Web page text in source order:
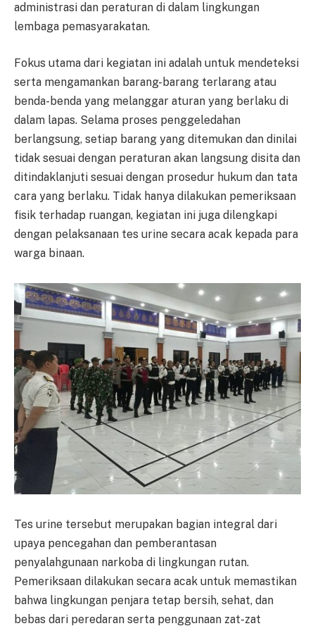
administrasi dan peraturan di dalam lingkungan
lembaga pemasyarakatan.
Fokus utama dari kegiatan ini adalah untuk mendeteksi
serta mengamankan barang-barang terlarang atau
benda-benda yang melanggar aturan yang berlaku di
dalam lapas. Selama proses penggeledahan
berlangsung, setiap barang yang ditemukan dan dinilai
tidak sesuai dengan peraturan akan langsung disita dan
ditindaklanjuti sesuai dengan prosedur hukum dan tata
cara yang berlaku. Tidak hanya dilakukan pemeriksaan
fisik terhadap ruangan, kegiatan ini juga dilengkapi
dengan pelaksanaan tes urine secara acak kepada para
warga binaan.
Tes urine tersebut merupakan bagian integral dari
upaya pencegahan dan pemberantasan
penyalahgunaan narkoba di lingkungan rutan.
Pemeriksaan dilakukan secara acak untuk memastikan
bahwa lingkungan penjara tetap bersih, sehat, dan
bebas dari peredaran serta penggunaan zat-zat